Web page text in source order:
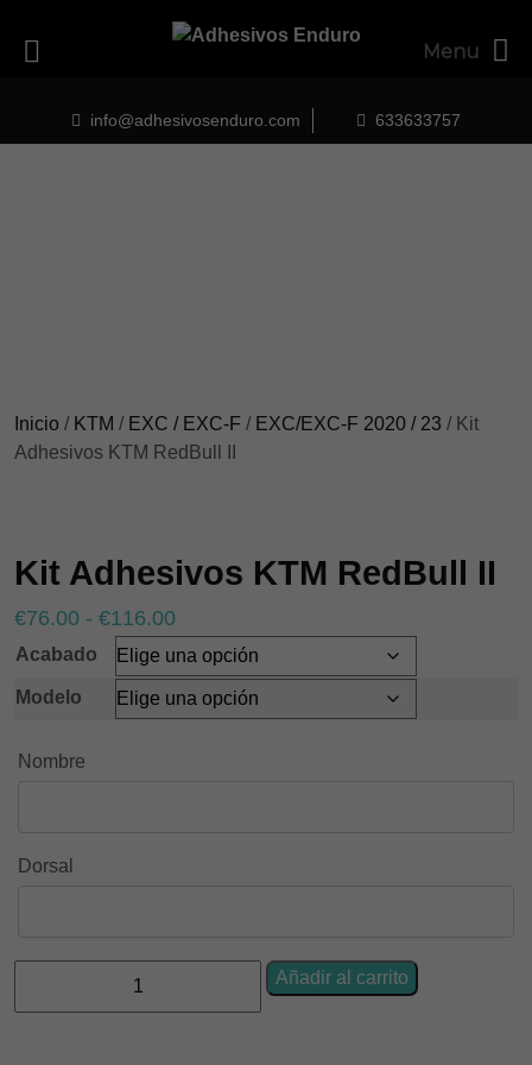
content
info@adhesivosenduro.com 633633757
Inicio / KTM / EXC / EXC-F / EXC/EXC-F 2020 / 23 / Kit
Adhesivos KTM RedBull II
Kit Adhesivos KTM RedBull II
€76.00 - €116.00
de
precios:
desde
Acabado
Modelo
Nombre
Dorsal
Añadir al carrito
Menu